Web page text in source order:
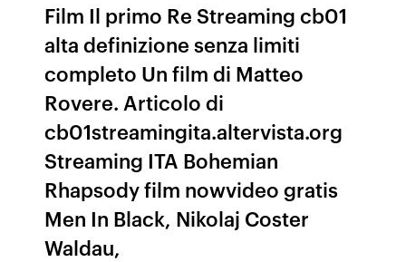
Film Il primo Re Streaming cb01
alta definizione senza limiti
completo Un film di Matteo
Rovere. Articolo di
cb01streamingita.altervista.org
Streaming ITA Bohemian
Rhapsody film nowvideo gratis
Men In Black, Nikolaj Coster
Waldau,